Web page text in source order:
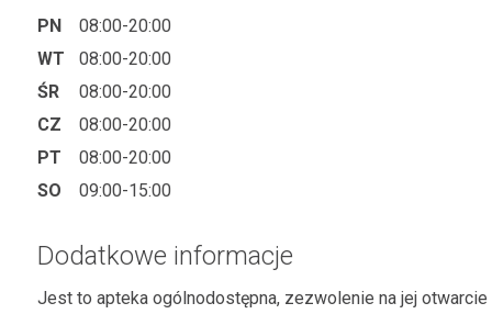
PN
08:00-20:00
WT
08:00-20:00
ŚR
08:00-20:00
CZ
08:00-20:00
PT
08:00-20:00
SO
09:00-15:00
Dodatkowe informacje
Jest to apteka ogólnodostępna, zezwolenie na jej otwarcie